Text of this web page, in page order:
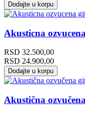
Dodajte u korpu
Akusticna
RSD 32.500,00
RSD 24.900,00
Dodajte u korpu
Akustična